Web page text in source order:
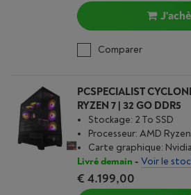
Comparer
PCSPECIALIST
RYZEN 7 | 32 GO DDR5
Stockage: 2 To SSD
Processeur: AMD
Carte graphique:
Livré demain - Voir le
€ 4.199,00